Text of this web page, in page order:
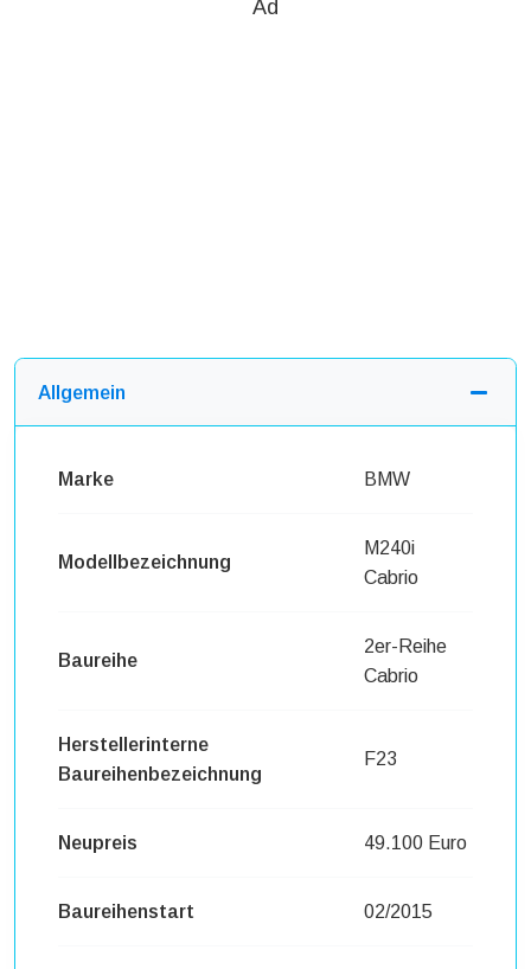
Ad
Allgemein
Marke BMW
Modellbezeichnung
M240i
Cabrio
Baureihe
2er-Reihe
Cabrio
Herstellerinterne
Baureihenbezeichnung
F23
Neupreis 49.100 Euro
Baureihenstart 02/2015